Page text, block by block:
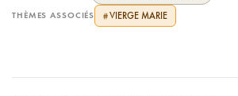
THÈMES ASSOCIÉS #VIERGE MARIE